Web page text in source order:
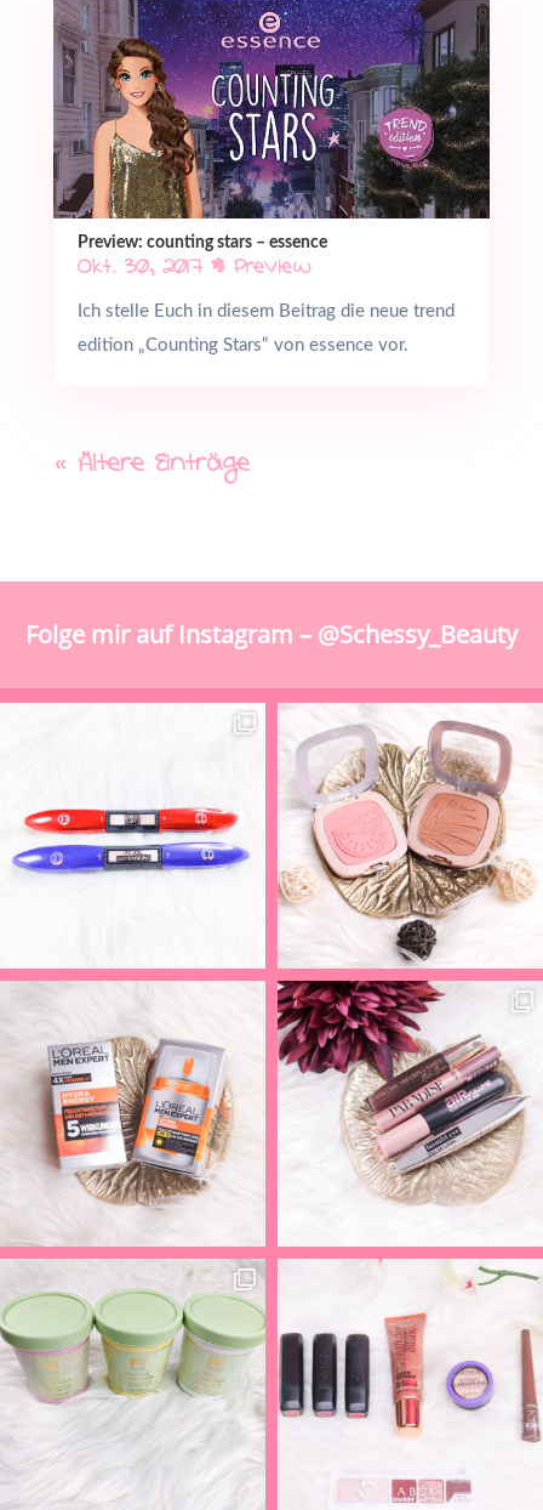
Preview: counting stars – essence
Okt. 30, 2017| Preview
Ich stelle Euch in diesem Beitrag die neue trend
edition „Counting Stars“ von essence vor.
« Ältere Einträge
Folge mir auf Instagram – @Schessy_Beauty